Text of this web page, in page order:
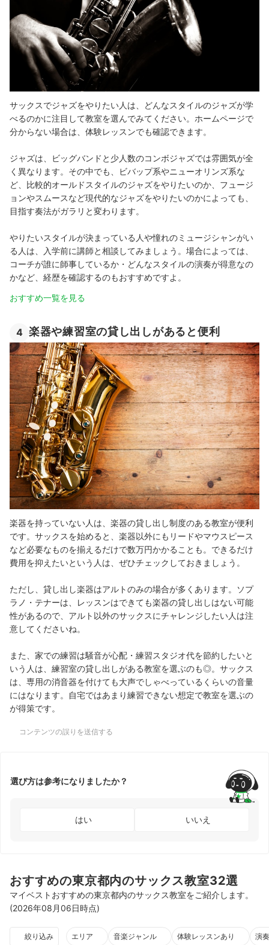
サックスでジャズをやりたい人は、どんなスタイルのジャズが学
べるのかに注目して教室を選んでみてください。ホームページで
分からない場合は、体験レッスンでも確認できます。
ジャズは、ビッグバンドと少人数のコンボジャズでは雰囲気が全
く異なります。その中でも、ビバップ系やニューオリンズ系な
ど、比較的オールドスタイルのジャズをやりたいのか、フュージ
ョンやスムースなど現代的なジャズをやりたいのかによっても、
目指す奏法がガラリと変わります。
やりたいスタイルが決まっている人や憧れのミュージシャンがい
る人は、入学前に講師と相談してみましょう。場合によっては、
コーチが誰に師事しているか・どんなスタイルの演奏が得意なの
かなど、経歴を確認するのもおすすめですよ。
おすすめ一覧を見る
4 楽器や練習室の貸し出しがあると便利
楽器を持っていない人は、楽器の貸し出し制度のある教室が便利
です。サックスを始めると、楽器以外にもリードやマウスピース
など必要なものを揃えるだけで数万円かかることも。できるだけ
費用を抑えたいという人は、ぜひチェックしておきましょう。
ただし、貸し出し楽器はアルトのみの場合が多くあります。ソプ
ラノ・テナーは、レッスンはできても楽器の貸し出しはない可能
性があるので、アルト以外のサックスにチャレンジしたい人は注
意してくださいね。
また、家での練習は騒音が心配・練習スタジオ代を節約したいと
いう人は、練習室の貸し出しがある教室を選ぶのも◎。サックス
は、専用の消音器を付けても大声でしゃべっているくらいの音量
にはなります。自宅ではあまり練習できない想定で教室を選ぶの
が得策です。
コンテンツの誤りを送信する
選び方は参考になりましたか？
はい いいえ
おすすめの東京都内のサックス教室32選
マイベストおすすめの東京都内のサックス教室をご紹介します。
(2026年08月06日時点)
絞り込み エリア 音楽ジャンル 体験レッスンあり 演